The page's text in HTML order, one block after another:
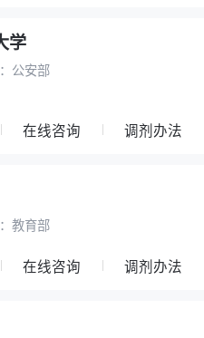
学
公安部
在线咨询 调剂办法
教育部
在线咨询 调剂办法